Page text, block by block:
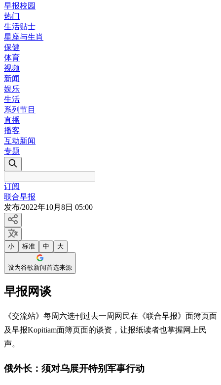
早报校园
热门
生活贴士
星座与生肖
保健
体育
视频
新闻
娱乐
生活
系列节目
直播
播客
互动新闻
专题
订阅
联合早报
发布/2022年10月8日 05:00
小 标准 中 大
设为谷歌新闻首选来源
早报网谈
《交流站》每周六选刊过去一周网民在《联合早报》面簿页面
及早报Kopitiam面簿页面的谈资，让报纸读者也掌握网上民
声。
俄外长：须对乌展开特别军事行动